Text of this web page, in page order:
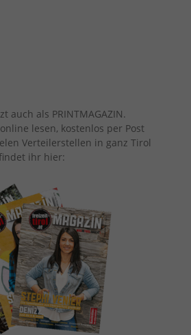
auch als PRINTMAGAZIN.
lesen, kostenlos per Post
Verteilerstellen in ganz Tirol
ihr hier: